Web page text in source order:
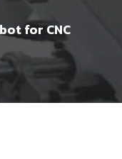
for CNC